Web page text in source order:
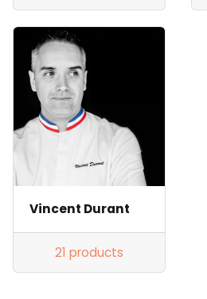
Vincent Durant
21 products